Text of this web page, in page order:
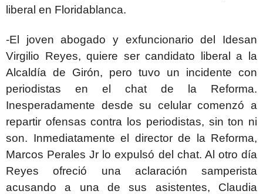
liberal en Floridablanca.
-El joven abogado y exfuncionario del Idesan
Virgilio Reyes, quiere ser candidato liberal a la
Alcaldía de Girón, pero tuvo un incidente con
periodistas en el chat de la Reforma.
Inesperadamente desde su celular comenzó a
repartir ofensas contra los periodistas, sin ton ni
son. Inmediatamente el director de la Reforma,
Marcos Perales Jr lo expulsó del chat. Al otro día
Reyes ofreció una aclaración samperista
acusando a una de sus asistentes, Claudia